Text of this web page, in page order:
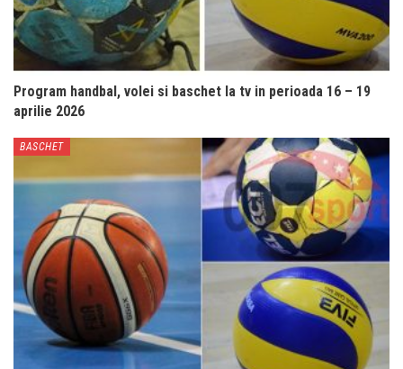
Program handbal, volei si baschet la tv in perioada 16 – 19
aprilie 2026
BASCHET